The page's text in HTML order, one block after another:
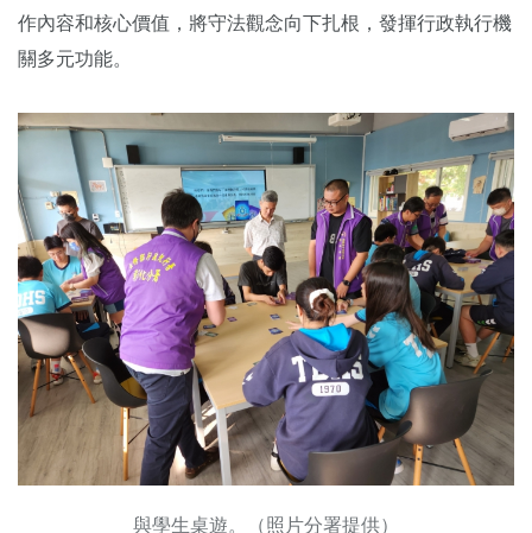
作內容和核心價值，將守法觀念向下扎根，發揮行政執行機
關多元功能。
與學生桌遊。（照片分署提供）